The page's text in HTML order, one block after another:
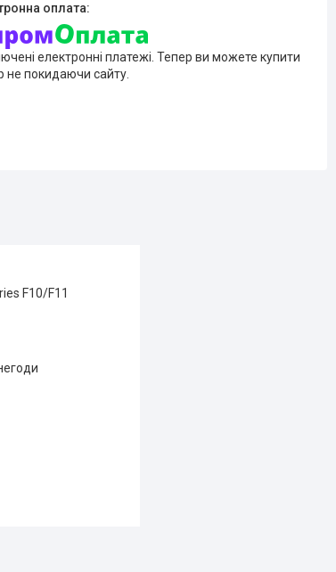
електронні платежі. Тепер ви можете купити
не покидаючи сайту.
F10/F11